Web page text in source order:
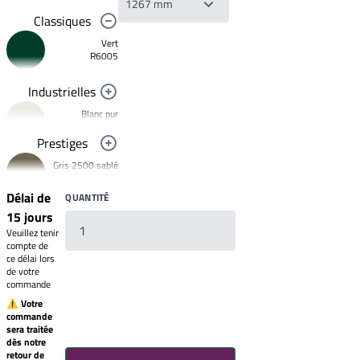
Classiques
Vert
R6005
Industrielles
Blanc pur
Noir foncé
R9005
signalisation
R1023
Rouge clair
R3020
Prestiges
Gris 2500 sablé
Bronze 2525
Mars 2525
Sablé
Starlight 2525
Délai de
15 jours
Veuillez tenir
compte de
ce délai lors
de votre
commande
⚠ Votre
commande
sera traitée
dès notre
retour de
QUANTITÉ
Votre
liste